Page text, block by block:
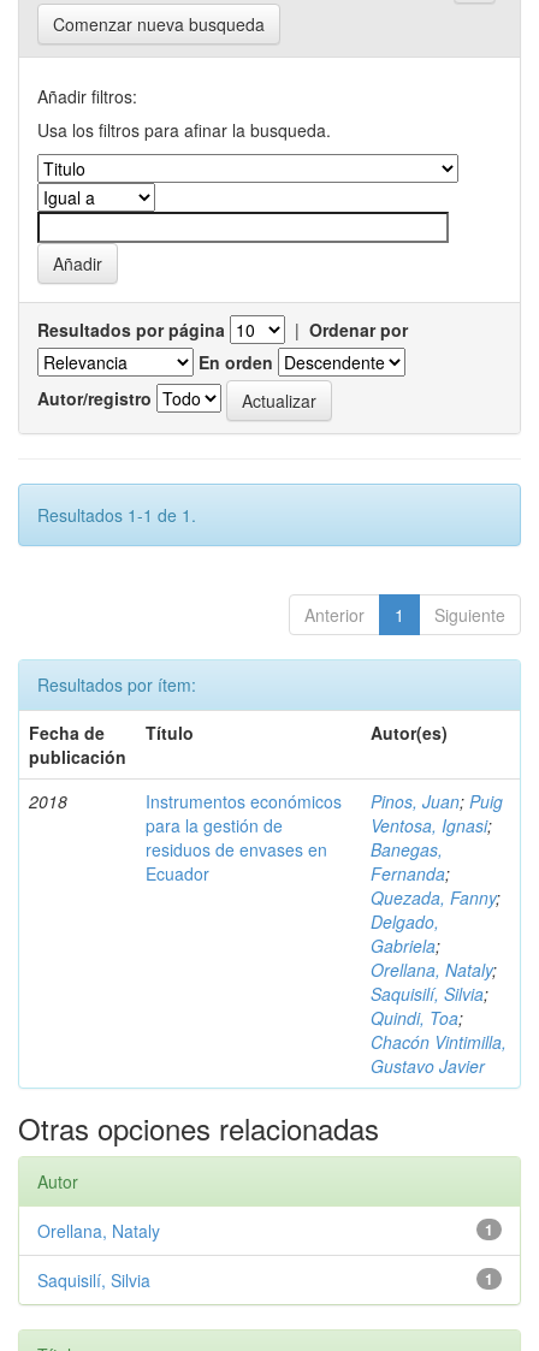
Comenzar nueva busqueda
Añadir filtros:
Usa los filtros para afinar la busqueda.
Resultados por página | Ordenar por
En orden
Autor/registro
Resultados 1-1 de 1.
Anterior 1 Siguiente
Resultados por ítem:
Fecha de
publicación
Título Autor(es)
2018
Instrumentos económicos
para la gestión de
residuos de envases en
Ecuador
Pinos, Juan; Puig
Ventosa, Ignasi;
Banegas,
Fernanda;
Quezada, Fanny;
Delgado,
Gabriela;
Orellana, Nataly;
Saquisilí, Silvia;
Quindi, Toa;
Chacón Vintimilla,
Gustavo Javier
Otras opciones relacionadas
Autor
1
Orellana, Nataly
1
Saquisilí, Silvia